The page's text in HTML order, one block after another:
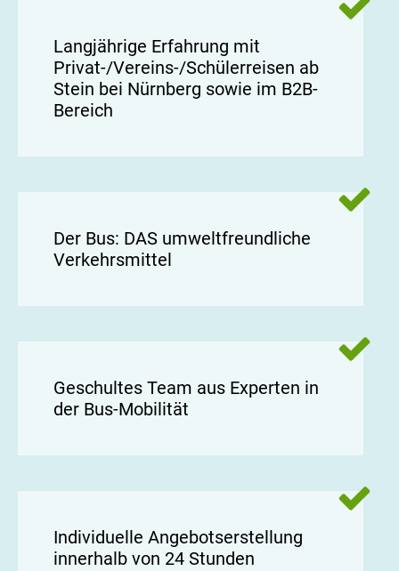
Langjährige Erfahrung mit
Privat-/Vereins-/Schülerreisen ab
Stein bei Nürnberg sowie im B2B-
Bereich
Der Bus: DAS umweltfreundliche
Verkehrsmittel
Geschultes Team aus Experten in
der Bus-Mobilität
Individuelle Angebotserstellung
innerhalb von 24 Stunden